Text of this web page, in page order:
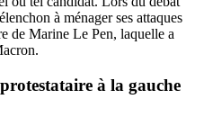
à ménager ses attaques
de Marine Le Pen, laquelle a
à la gauche